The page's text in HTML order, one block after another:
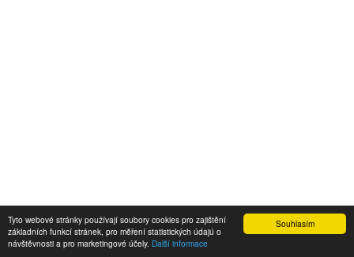
Souhlasím
Tyto webové stránky používají soubory cookies pro zajištění
základních funkcí stránek, pro měření statistických údajú o
návštěvnosti a pro marketingové účely. Další informace